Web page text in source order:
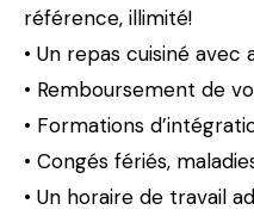
référence, illimité!
• Un repas cuisiné
• Remboursement de
• Formations
• Congés fériés,
• Un horaire de travail